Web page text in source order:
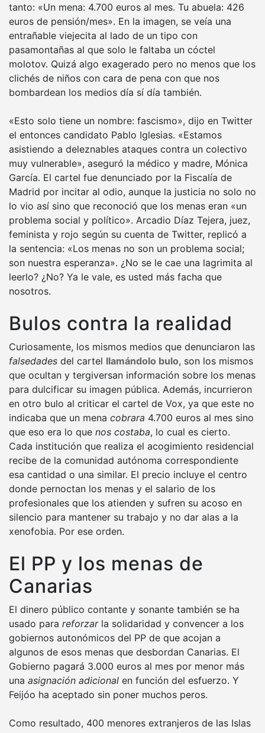
tanto: «Un mena: 4.700 euros al mes. Tu abuela: 426
euros de pensión/mes». En la imagen, se veía una
entrañable viejecita al lado de un tipo con
pasamontañas al que solo le faltaba un cóctel
molotov. Quizá algo exagerado pero no menos que los
clichés de niños con cara de pena con que nos
bombardean los medios día sí día también.
«Esto solo tiene un nombre: fascismo», dijo en Twitter
el entonces candidato Pablo Iglesias. «Estamos
asistiendo a deleznables ataques contra un colectivo
muy vulnerable», aseguró la médico y madre, Mónica
García. El cartel fue denunciado por la Fiscalía de
Madrid por incitar al odio, aunque la justicia no solo no
lo vio así sino que reconoció que los menas eran «un
problema social y político». Arcadio Díaz Tejera, juez,
feminista y rojo según su cuenta de Twitter, replicó a
la sentencia: «Los menas no son un problema social;
son nuestra esperanza». ¿No se le cae una lagrimita al
leerlo? ¿No? Ya le vale, es usted más facha que
nosotros.
Bulos contra la realidad
Curiosamente, los mismos medios que denunciaron las
falsedades del cartel llamándolo bulo, son los mismos
que ocultan y tergiversan información sobre los menas
para dulcificar su imagen pública. Además, incurrieron
en otro bulo al criticar el cartel de Vox, ya que este no
indicaba que un mena cobrara 4.700 euros al mes sino
que eso era lo que nos costaba, lo cual es cierto.
Cada institución que realiza el acogimiento residencial
recibe de la comunidad autónoma correspondiente
esa cantidad o una similar. El precio incluye el centro
donde pernoctan los menas y el salario de los
profesionales que los atienden y sufren su acoso en
silencio para mantener su trabajo y no dar alas a la
xenofobia. Por ese orden.
El PP y los menas de
Canarias
El dinero público contante y sonante también se ha
usado para reforzar la solidaridad y convencer a los
gobiernos autonómicos del PP de que acojan a
algunos de esos menas que desbordan Canarias. El
Gobierno pagará 3.000 euros al mes por menor más
una asignación adicional en función del esfuerzo. Y
Feijóo ha aceptado sin poner muchos peros.
Como resultado, 400 menores extranjeros de las Islas